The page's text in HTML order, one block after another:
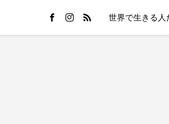
世界で生きる人